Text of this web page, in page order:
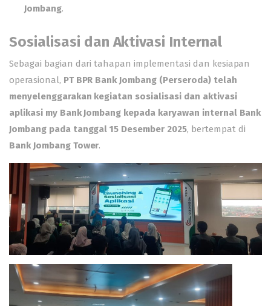
Jombang.
Sosialisasi dan Aktivasi Internal
Sebagai bagian dari tahapan implementasi dan kesiapan
operasional, PT BPR Bank Jombang (Perseroda) telah
menyelenggarakan kegiatan sosialisasi dan aktivasi
aplikasi my Bank Jombang kepada karyawan internal Bank
Jombang pada tanggal 15 Desember 2025, bertempat di
Bank Jombang Tower.